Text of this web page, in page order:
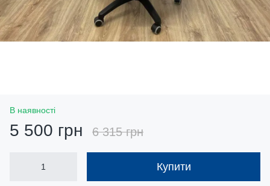
В наявності
5 500 грн 6 315 грн
Купити